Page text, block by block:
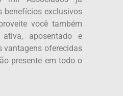
benefícios exclusivos
você também
aposentado e
vantagens oferecidas
presente em todo o